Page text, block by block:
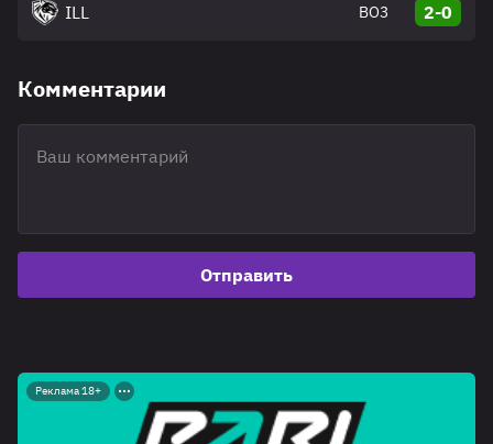
ILL BO3 2-0
Комментарии
Отправить
Реклама 18+